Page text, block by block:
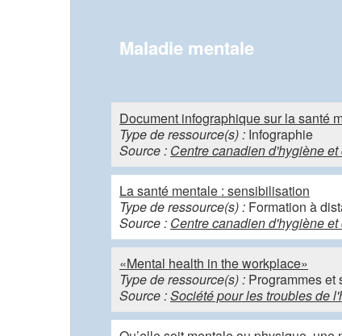
Maladie mentale
Document infographique sur la santé
Type de ressource(s) : Infographie
Source : Centre canadien d'hygiène
La santé mentale : sensibilisation
Type de ressource(s) : Formation à
Source : Centre canadien d'hygiène
«Mental health in the workplace»
Type de ressource(s) : Programmes
Source :Société pour les troubles de